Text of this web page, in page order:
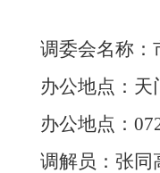
调委会名称：
办公地点： 天
办公地点：
调解员：张同